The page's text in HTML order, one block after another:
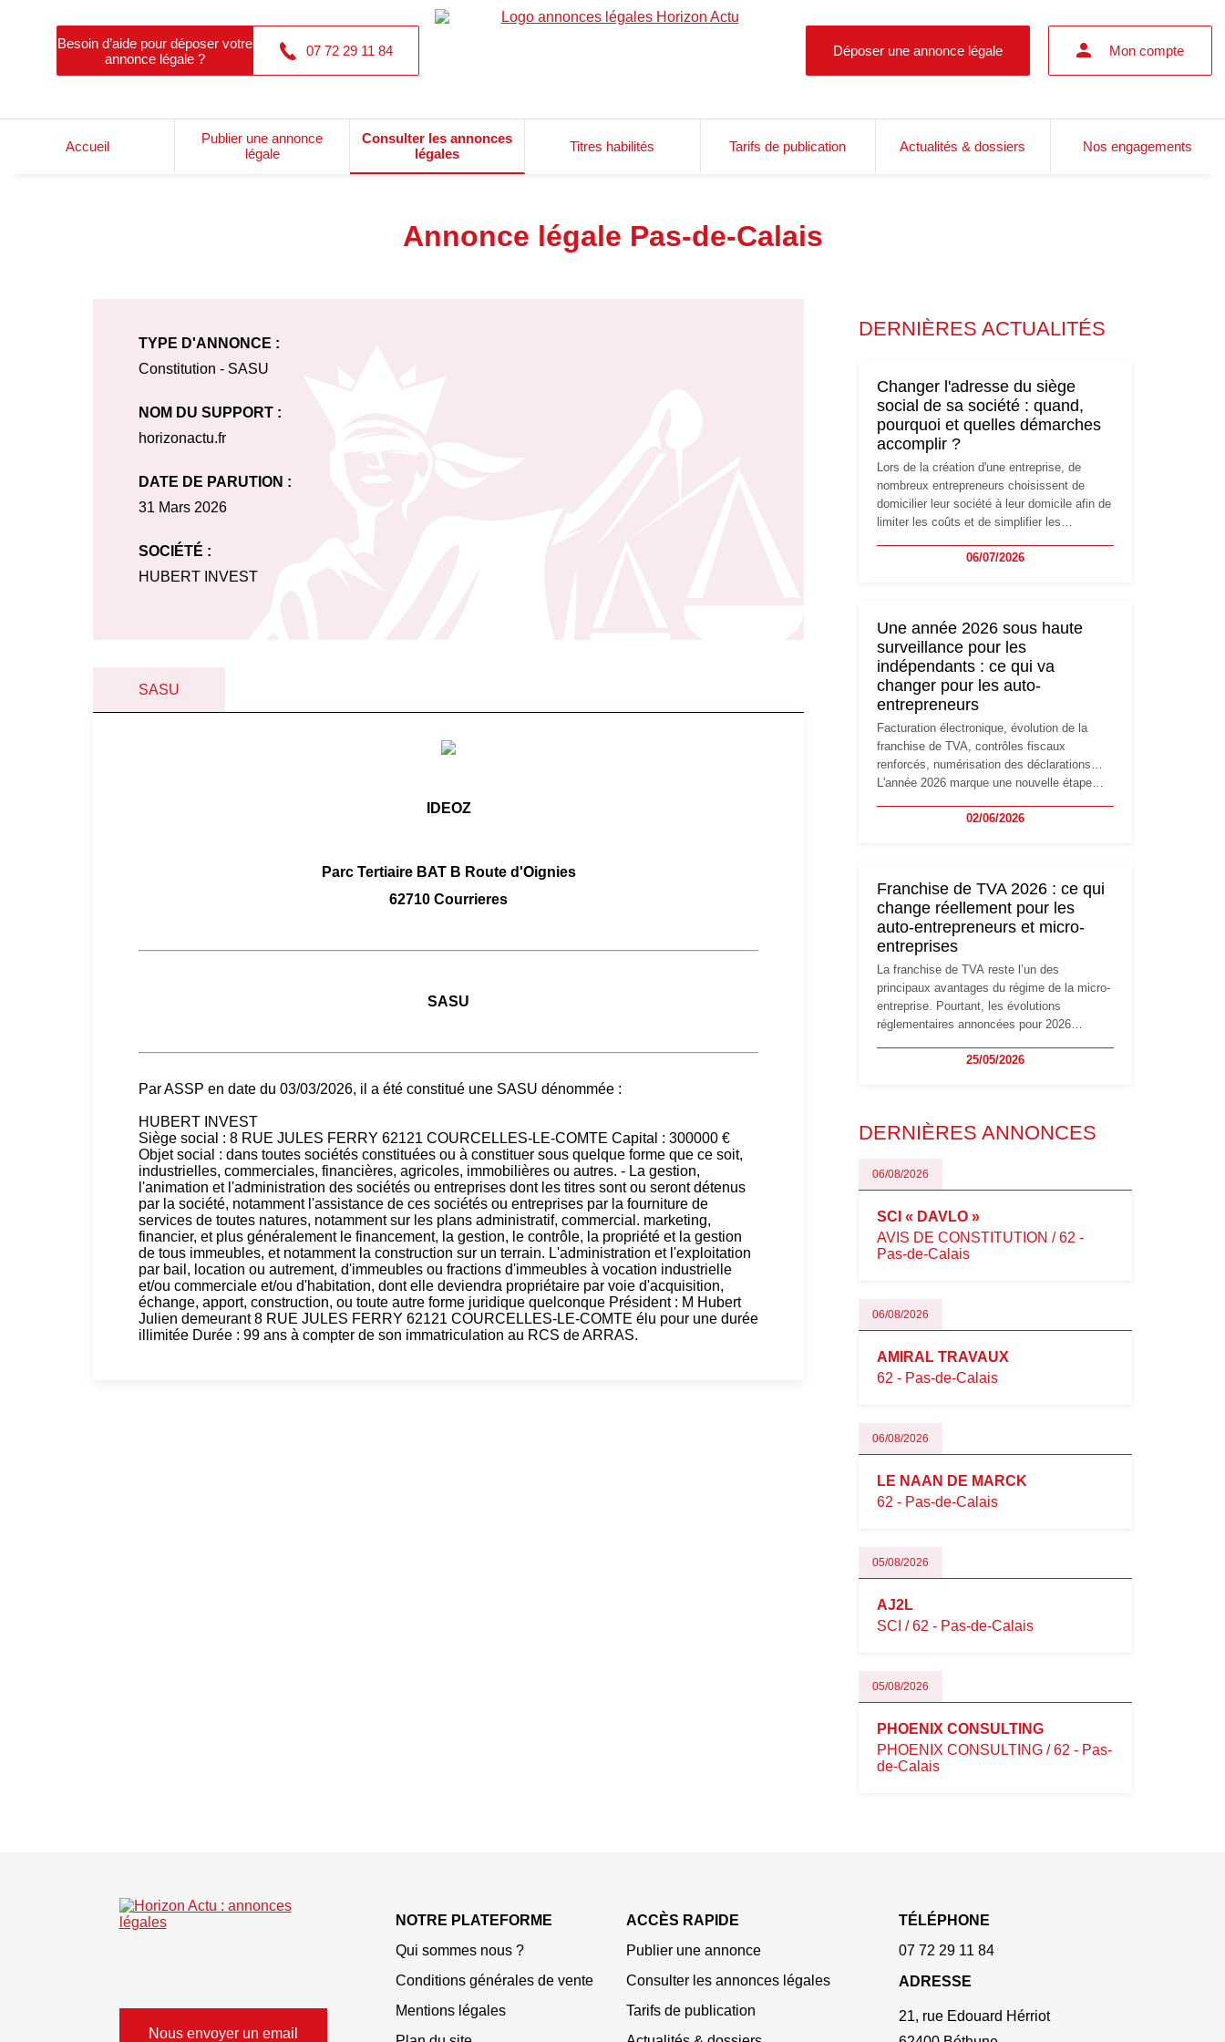
Besoin d’aide pour déposer votre
annonce légale ?
07 72 29 11 84 Déposer une annonce légale Mon compte
Accueil
Publier une annonce
légale
Consulter les annonces
légales
Titres habilités Tarifs de publication Actualités & dossiers Nos engagements
Annonce légale Pas-de-Calais
TYPE D'ANNONCE :
Constitution - SASU
NOM DU SUPPORT :
horizonactu.fr
DATE DE PARUTION :
31 Mars 2026
SOCIÉTÉ :
HUBERT INVEST
SASU
IDEOZ
Parc Tertiaire BAT B Route d'Oignies
62710 Courrieres
SASU
Par ASSP en date du 03/03/2026, il a été constitué une SASU dénommée :
HUBERT INVEST
Siège social : 8 RUE JULES FERRY 62121 COURCELLES-LE-COMTE Capital : 300000 €
Objet social : dans toutes sociétés constituées ou à constituer sous quelque forme que ce soit,
industrielles, commerciales, financières, agricoles, immobilières ou autres. - La gestion,
l'animation et l'administration des sociétés ou entreprises dont les titres sont ou seront détenus
par la société, notamment l'assistance de ces sociétés ou entreprises par la fourniture de
services de toutes natures, notamment sur les plans administratif, commercial. marketing,
financier, et plus généralement le financement, la gestion, le contrôle, la propriété et la gestion
de tous immeubles, et notamment la construction sur un terrain. L'administration et l'exploitation
par bail, location ou autrement, d'immeubles ou fractions d'immeubles à vocation industrielle
et/ou commerciale et/ou d'habitation, dont elle deviendra propriétaire par voie d'acquisition,
échange, apport, construction, ou toute autre forme juridique quelconque Président : M Hubert
Julien demeurant 8 RUE JULES FERRY 62121 COURCELLES-LE-COMTE élu pour une durée
illimitée Durée : 99 ans à compter de son immatriculation au RCS de ARRAS.
DERNIÈRES ACTUALITÉS
Changer l'adresse du siège
social de sa société : quand,
pourquoi et quelles démarches
accomplir ?
Lors de la création d'une entreprise, de
nombreux entrepreneurs choisissent de
domicilier leur société à leur domicile afin de
limiter les coûts et de simplifier les
l'activité, cette solution peut rapidement
siège social répond souvent à une nouvelle
étape de la vie de l'entreprise et implique
plusieurs formalités obligatoires.
06/07/2026
Une année 2026 sous haute
surveillance pour les
indépendants : ce qui va
changer pour les auto-
entrepreneurs
Facturation électronique, évolution de la
franchise de TVA, contrôles fiscaux
renforcés, numérisation des déclarations…
L'année 2026 marque une nouvelle étape
travailleurs indépendants. Si le régime de la
réglementaire plus exigeant. Décryptage des
principaux changements et des précautions
à prendre pour éviter les mauvaises
surprises.
02/06/2026
Franchise de TVA 2026 : ce qui
change réellement pour les
auto-entrepreneurs et micro-
entreprises
La franchise de TVA reste l’un des
principaux avantages du régime de la micro-
entreprise. Pourtant, les évolutions
réglementaires annoncées pour 2026
les auto-entrepreneurs, artisans et
évoluent dans un contexte de contrôle
oblige les indépendants à rester
particulièrement vigilants.
25/05/2026
DERNIÈRES ANNONCES
06/08/2026
SCI « DAVLO »
AVIS DE CONSTITUTION / 62 -
Pas-de-Calais
06/08/2026
AMIRAL TRAVAUX
62 - Pas-de-Calais
06/08/2026
LE NAAN DE MARCK
62 - Pas-de-Calais
05/08/2026
AJ2L
SCI / 62 - Pas-de-Calais
05/08/2026
PHOENIX CONSULTING
PHOENIX CONSULTING / 62 - Pas-
de-Calais
Nous envoyer un email
NOTRE PLATEFORME
Qui sommes nous ?
Conditions générales de vente
Mentions légales
ACCÈS RAPIDE
Publier une annonce
Consulter les annonces légales
Tarifs de publication
TÉLÉPHONE
07 72 29 11 84
ADRESSE
21, rue Edouard Hérriot